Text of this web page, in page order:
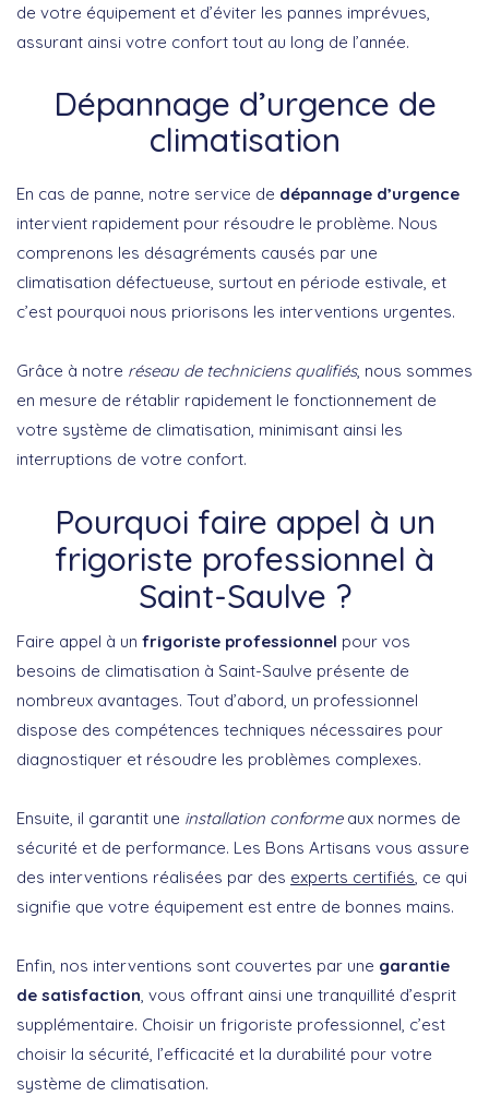
de votre équipement et d’éviter les pannes imprévues,
assurant ainsi votre confort tout au long de l’année.
Dépannage d’urgence de
climatisation
En cas de panne, notre service de dépannage d’urgence
intervient rapidement pour résoudre le problème. Nous
comprenons les désagréments causés par une
climatisation défectueuse, surtout en période estivale, et
c’est pourquoi nous priorisons les interventions urgentes.
Grâce à notre réseau de techniciens qualifiés, nous sommes
en mesure de rétablir rapidement le fonctionnement de
votre système de climatisation, minimisant ainsi les
interruptions de votre confort.
Pourquoi faire appel à un
frigoriste professionnel à
Saint-Saulve ?
Faire appel à un frigoriste professionnel pour vos
besoins de climatisation à Saint-Saulve présente de
nombreux avantages. Tout d’abord, un professionnel
dispose des compétences techniques nécessaires pour
diagnostiquer et résoudre les problèmes complexes.
Ensuite, il garantit une installation conformeaux normes de
sécurité et de performance. Les Bons Artisans vous assure
des interventions réalisées par des experts certifiés , ce qui
signifie que votre équipement est entre de bonnes mains.
Enfin, nos interventions sont couvertes par une garantie
de satisfaction , vous offrant ainsi une tranquillité d’esprit
supplémentaire. Choisir un frigoriste professionnel, c’est
choisir la sécurité, l’efficacité et la durabilité pour votre
système de climatisation.